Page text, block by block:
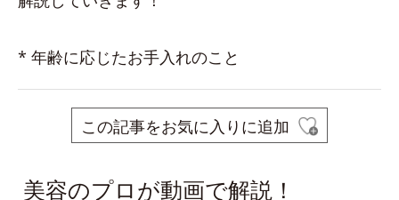
* 年齢に応じたお手入れのこと
この記事をお気に入りに追加
美容のプロが動画で解説！